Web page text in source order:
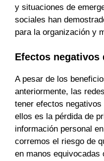
y situaciones de
sociales han
para la organización y
Efectos negativos
A pesar de los
anteriormente, las
tener efectos
ellos es la pérdida de
información personal
corremos el riesgo de
en manos